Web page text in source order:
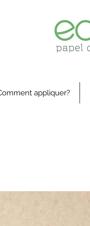
appliquer?